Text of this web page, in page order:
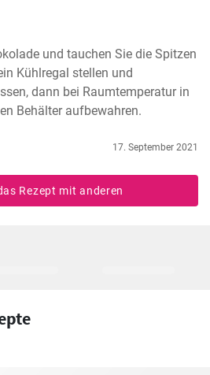
und tauchen Sie die Spitzen
Kühlregal stellen und
dann bei Raumtemperatur in
Behälter aufbewahren.
17. September 2021
Rezept mit anderen